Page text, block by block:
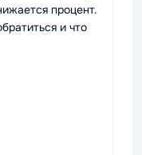
процент.
и что